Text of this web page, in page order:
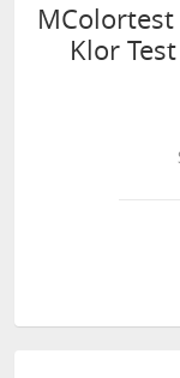
Klor